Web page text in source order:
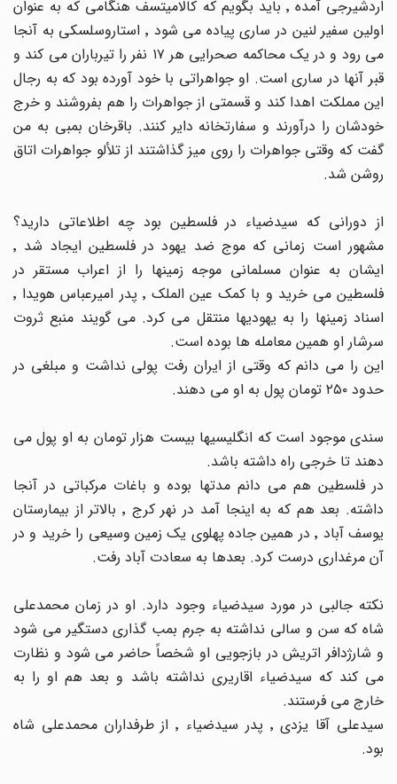
اردشیرجی آمده ٬ باید بگویم که کالامیتسف هنگامی که به عنوان
اولین سفیر لنین در ساری پیاده می شود ٬ استاروسلسکی به آنجا
می رود و در یک محاکمه صحرایی هر ١٧ نفر را تیرباران می کند و
قبر آنها در ساری است. او جواهراتی با خود آورده بود که به رجال
این مملکت اهدا کند و قسمتی از جواهرات را هم بفروشند و خرج
خودشان را درآورند و سفارتخانه دایر کنند. باقرخان بمبی به من
گفت که وقتی جواهرات را روی میز گذاشتند از تلألو جواهرات اتاق
روشن شد.
از دورانی که سیدضیاء در فلسطین بود چه اطلاعاتی دارید؟
مشهور است زمانی که موج ضد یهود در فلسطین ایجاد شد ٬
ایشان به عنوان مسلمانی موجه زمینها را از اعراب مستقر در
فلسطین می خرید و با کمک عین الملک ٬ پدر امیرعباس هویدا ٬
اسناد زمینها را به یهودیها منتقل می کرد. می گویند منبع ثروت
سرشار او همین معامله ها بوده است.
این را می دانم که وقتی از ایران رفت پولی نداشت و مبلغی در
حدود ٢٥٠ تومان پول به او می دهند.
سندی موجود است که انگلیسیها بیست هزار تومان به او پول می
دهند تا خرجی راه داشته باشد.
در فلسطین هم می دانم مدتها بوده و باغات مرکباتی در آنجا
داشته. بعد هم که به اینجا آمد در نهر کرج ٬ بالاتر از بیمارستان
یوسف آباد ٬ در همین جاده پهلوی یک زمین وسیعی را خرید و در
آن مرغداری درست کرد. بعدها به سعادت آباد رفت.
نکته جالبی در مورد سیدضیاء وجود دارد. او در زمان محمدعلی
شاه که سن و سالی نداشته به جرم بمب گذاری دستگیر می شود
و شارژدافر اتریش در بازجویی او شخصاً حاضر می شود و نظارت
می کند که سیدضیاء اقاریری نداشته باشد و بعد هم او را به
خارج می فرستند.
سیدعلی آقا یزدی ٬ پدر سیدضیاء ٬ از طرفداران محمدعلی شاه
بود.